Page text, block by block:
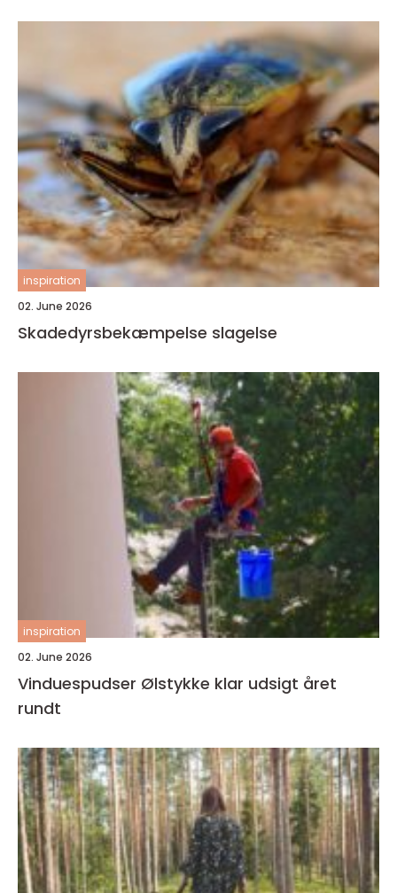
inspiration
02. June 2026
Skadedyrsbekæmpelse slagelse
inspiration
02. June 2026
Vinduespudser Ølstykke klar udsigt året
rundt